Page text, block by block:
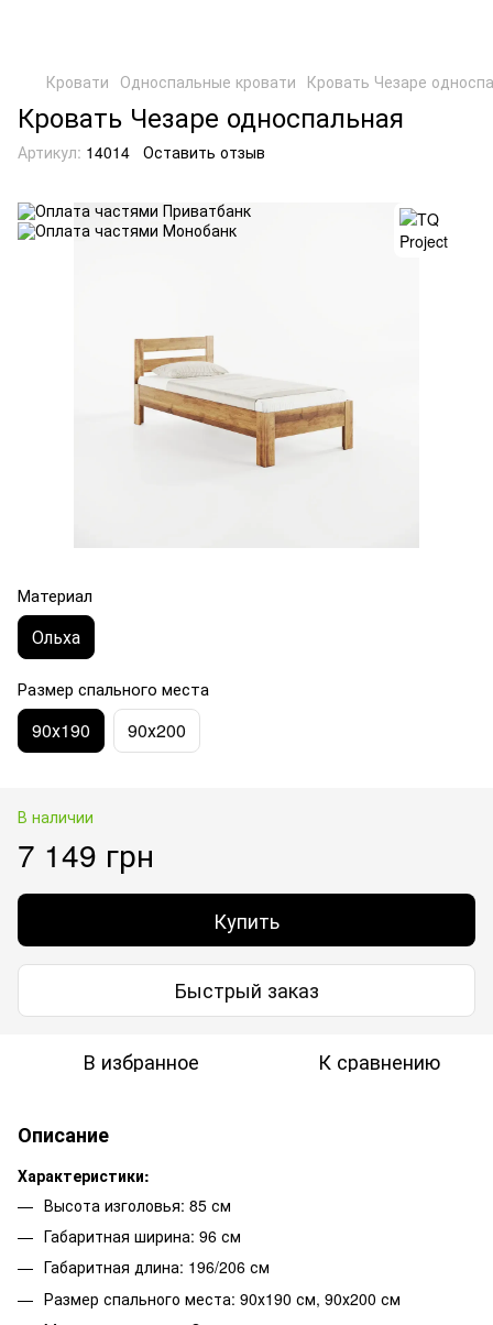
Кровати Односпальные кровати Кровать Чезаре
Кровать Чезаре односпальная
Артикул: 14014 Оставить отзыв
Материал
Ольха
Размер спального места
90х190 90х200
В наличии
7 149 грн
Купить
Быстрый заказ
В избранное К сравнению
Описание
Характеристики:
Высота изголовья: 85 см
Габаритная ширина: 96 см
Габаритная длина: 196/206 см
Размер спального места: 90х190 см, 90х200 см